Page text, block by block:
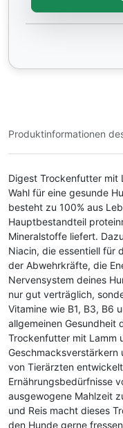
Produktinformationen
Digest Trockenfutter mit
Wahl für eine gesunde
besteht zu 100% aus
Hauptbestandteil
Mineralstoffe liefert.
Niacin, die essentiell für
der Abwehrkräfte, die
Nervensystem deines
nur gut verträglich,
Vitamine wie B1, B3, B6
allgemeinen Gesundheit
Trockenfutter mit Lamm
Geschmacksverstärkern
von Tierärzten
Ernährungsbedürfnisse
ausgewogene Mahlzeit
und Reis macht dieses
den Hunde gerne